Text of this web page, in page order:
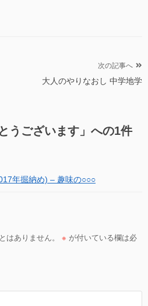
次の記事へ
大人のやりなおし 中学地学
うございます 」への1件
年掘納め) – 趣味の○○○
はありません。 ※ が付いている欄は必